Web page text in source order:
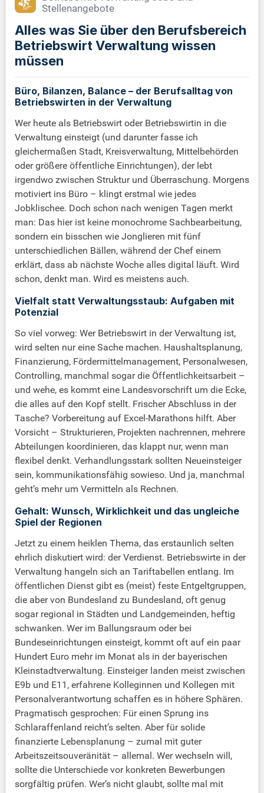
Stellenangebote
Alles was Sie über den Berufsbereich
Betriebswirt Verwaltung wissen
müssen
Büro, Bilanzen, Balance – der Berufsalltag von
Betriebswirten in der Verwaltung
Wer heute als Betriebswirt oder Betriebswirtin in die
Verwaltung einsteigt (und darunter fasse ich
gleichermaßen Stadt, Kreisverwaltung, Mittelbehörden
oder größere öffentliche Einrichtungen), der lebt
irgendwo zwischen Struktur und Überraschung. Morgens
motiviert ins Büro – klingt erstmal wie jedes
Jobklischee. Doch schon nach wenigen Tagen merkt
man: Das hier ist keine monochrome Sachbearbeitung,
sondern ein bisschen wie Jonglieren mit fünf
unterschiedlichen Bällen, während der Chef einem
erklärt, dass ab nächste Woche alles digital läuft. Wird
schon, denkt man. Wird es meistens auch.
Vielfalt statt Verwaltungsstaub: Aufgaben mit
Potenzial
So viel vorweg: Wer Betriebswirt in der Verwaltung ist,
wird selten nur eine Sache machen. Haushaltsplanung,
Finanzierung, Fördermittelmanagement, Personalwesen,
Controlling, manchmal sogar die Öffentlichkeitsarbeit –
und wehe, es kommt eine Landesvorschrift um die Ecke,
die alles auf den Kopf stellt. Frischer Abschluss in der
Tasche? Vorbereitung auf Excel-Marathons hilft. Aber
Vorsicht – Strukturieren, Projekten nachrennen, mehrere
Abteilungen koordinieren, das klappt nur, wenn man
flexibel denkt. Verhandlungsstark sollten Neueinsteiger
sein, kommunikationsfähig sowieso. Und ja, manchmal
geht’s mehr um Vermitteln als Rechnen.
Gehalt: Wunsch, Wirklichkeit und das ungleiche
Spiel der Regionen
Jetzt zu einem heiklen Thema, das erstaunlich selten
ehrlich diskutiert wird: der Verdienst. Betriebswirte in der
Verwaltung hangeln sich an Tariftabellen entlang. Im
öffentlichen Dienst gibt es (meist) feste Entgeltgruppen,
die aber von Bundesland zu Bundesland, oft genug
sogar regional in Städten und Landgemeinden, heftig
schwanken. Wer im Ballungsraum oder bei
Bundeseinrichtungen einsteigt, kommt oft auf ein paar
Hundert Euro mehr im Monat als in der bayerischen
Kleinstadtverwaltung. Einsteiger landen meist zwischen
E9b und E11, erfahrene Kolleginnen und Kollegen mit
Personalverantwortung schaffen es in höhere Sphären.
Pragmatisch gesprochen: Für einen Sprung ins
Schlaraffenland reicht’s selten. Aber für solide
finanzierte Lebensplanung – zumal mit guter
Arbeitszeitsouveränität – allemal. Wer wechseln will,
sollte die Unterschiede vor konkreten Bewerbungen
sorgfältig prüfen. Wer’s nicht glaubt, sollte mal mit